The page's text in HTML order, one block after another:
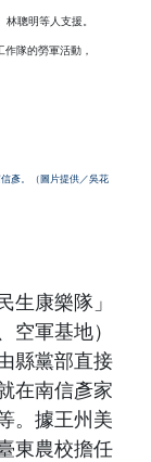
聰明等人支援。
隊的勞軍活動，
彥。（圖片提供／吳花
生康樂隊」
空軍基地）
縣黨部直接
在南信彥家
。據王州美
東農校擔任